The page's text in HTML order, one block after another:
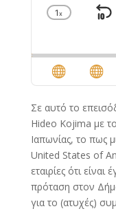
Change
1x
Σε αυτό το
Hideo Kojima με
Ιαπωνίας, το πως
United States of
εταιρίες ότι
πρόταση στον
για το (ατυχές)